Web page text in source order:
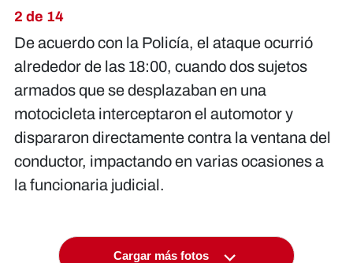
2 de 14
De acuerdo con la Policía, el ataque ocurrió
alrededor de las 18:00, cuando dos sujetos
armados que se desplazaban en una
motocicleta interceptaron el automotor y
dispararon directamente contra la ventana del
conductor, impactando en varias ocasiones a
la funcionaria judicial.
Cargar más fotos